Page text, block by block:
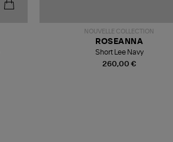
NOUVELLE COLLECTION
260,00 €
ROSEANNA
Short Lee Navy